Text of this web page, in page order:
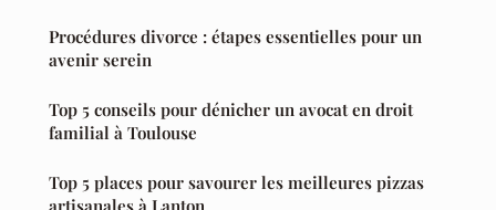
Procédures divorce : étapes essentielles pour un
avenir serein
Top 5 conseils pour dénicher un avocat en droit
familial à Toulouse
Top 5 places pour savourer les meilleures pizzas